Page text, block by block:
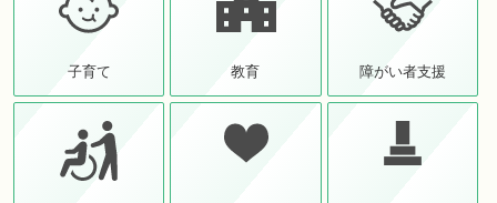
子育て 教育 障がい者支援